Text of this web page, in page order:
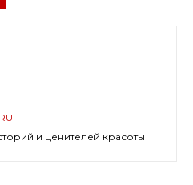
и ценителей красоты